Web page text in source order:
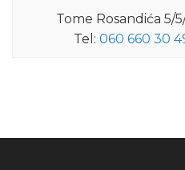
Tome Rosandića 5/
Tel: 060 660 30